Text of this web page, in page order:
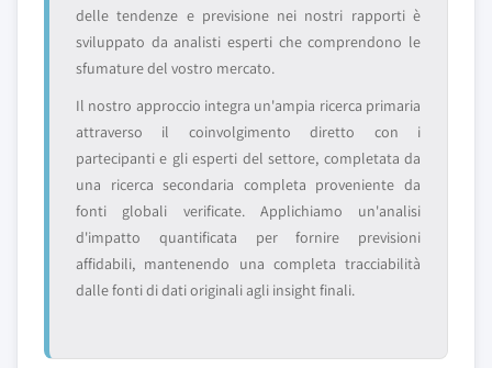
delle tendenze e previsione nei nostri rapporti è
sviluppato da analisti esperti che comprendono le
sfumature del vostro mercato.
Il nostro approccio integra un'ampia ricerca primaria
attraverso il coinvolgimento diretto con i
partecipanti e gli esperti del settore, completata da
una ricerca secondaria completa proveniente da
fonti globali verificate. Applichiamo un'analisi
d'impatto quantificata per fornire previsioni
affidabili, mantenendo una completa tracciabilità
dalle fonti di dati originali agli insight finali.